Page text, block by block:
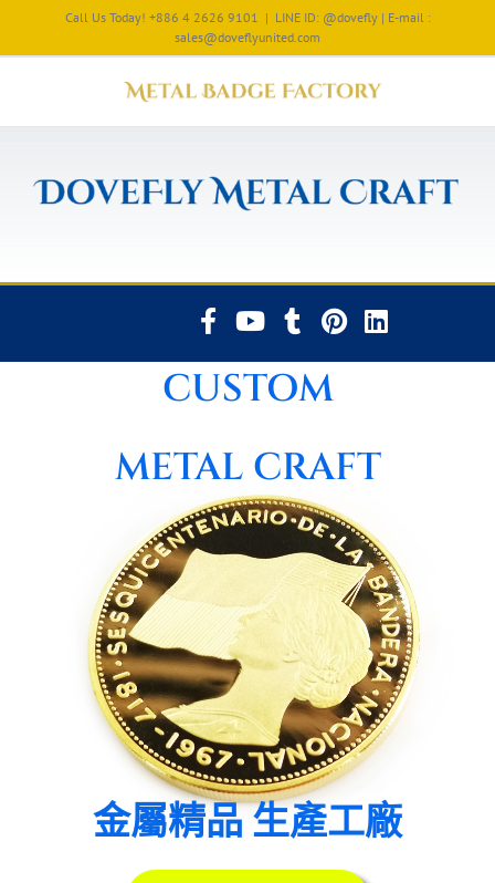
Call Us Today! +886 4 2626 9101 | LINE ID: @dovefly | E-mail :
sales@doveflyunited.com
CUSTOM
METAL CRAFT
金屬精品 生產工廠